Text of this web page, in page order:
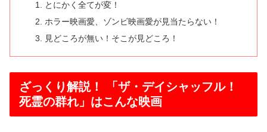
とにかく全てが変！
ホラー映画愛、ゾンビ映画愛が見当たらない！
見どころが無い！そこが見どころ！
ざっくり解説！ 「ザ・デイシャッフル！
死霊の群れ」はこんな映画